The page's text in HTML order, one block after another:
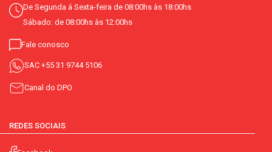
De Segunda á Sexta-feira de 08:00hs às 18:00hs
Sábado: de 08:00hs às 12:00hs
Fale conosco
SAC +55 31 9744 5106
Canal do DPO
REDES SOCIAIS